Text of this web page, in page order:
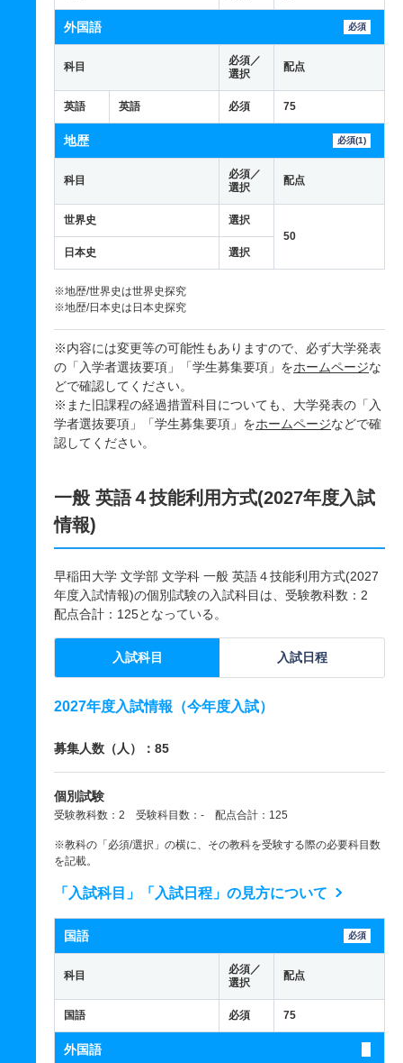
外国語 必須
科目
必須／
選択
配点
英語 英語 必須 75
地歴 必須(1)
科目
必須／
選択
配点
世界史
選択
50
日本史
選択
※地歴/世界史は世界史探究
※地歴/日本史は日本史探究
※内容には変更等の可能性もありますので、必ず大学発表
の「入学者選抜要項」「学生募集要項」をホームページな
どで確認してください。
※また旧課程の経過措置科目についても、大学発表の「入
学者選抜要項」「学生募集要項」をホームページなどで確
認してください。
一般 英語４技能利用方式(2027年度入試
情報)
早稲田大学 文学部 文学科 一般 英語４技能利用方式(2027
年度入試情報)の個別試験の入試科目は、受験教科数：2
配点合計：125となっている。
入試科目 入試日程
2027年度入試情報（今年度入試）
募集人数（人）：85
個別試験
受験教科数：2 受験科目数：- 配点合計：125
※教科の「必須/選択」の横に、その教科を受験する際の必要科目数
を記載。
「入試科目」「入試日程」の見方について
国語 必須
科目
必須／
選択
配点
国語 必須 75
外国語